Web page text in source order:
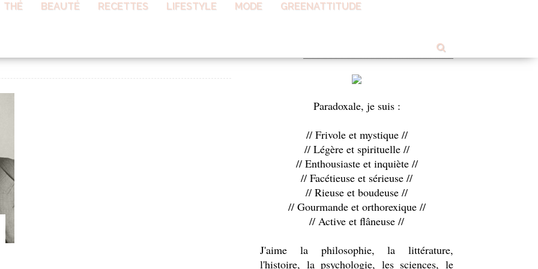
THÉ BEAUTÉ RECETTES LIFESTYLE MODE
GREENATTITUDE
Paradoxale, je suis :
// Frivole et mystique //
// Légère et spirituelle //
// Enthousiaste et inquiète //
// Facétieuse et sérieuse //
// Rieuse et boudeuse //
// Gourmande et orthorexique //
// Active et flâneuse //
J'aime la philosophie, la littérature,
l'histoire, la psychologie, les sciences, le